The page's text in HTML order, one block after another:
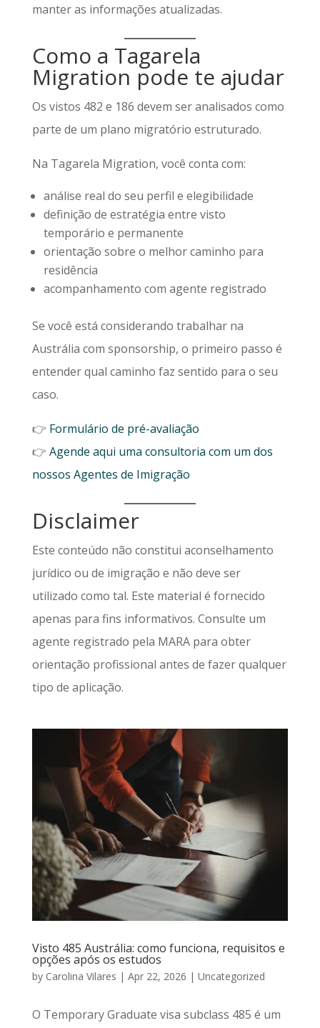
manter as informações atualizadas.
Como a Tagarela
Migration pode te ajudar
Os vistos 482 e 186 devem ser analisados como
parte de um plano migratório estruturado.
Na Tagarela Migration, você conta com:
análise real do seu perfil e elegibilidade
definição de estratégia entre visto
temporário e permanente
orientação sobre o melhor caminho para
residência
acompanhamento com agente registrado
Se você está considerando trabalhar na
Austrália com sponsorship, o primeiro passo é
entender qual caminho faz sentido para o seu
caso.
👉 Formulário de pré-avaliação
👉 Agende aqui uma consultoria com um dos
nossos Agentes de Imigração
Disclaimer
Este conteúdo não constitui aconselhamento
jurídico ou de imigração e não deve ser
utilizado como tal. Este material é fornecido
apenas para fins informativos. Consulte um
agente registrado pela MARA para obter
orientação profissional antes de fazer qualquer
tipo de aplicação.
Visto 485 Austrália: como funciona, requisitos e
opções após os estudos
by Carolina Vilares | Apr 22, 2026 | Uncategorized
O Temporary Graduate visa subclass 485 é um